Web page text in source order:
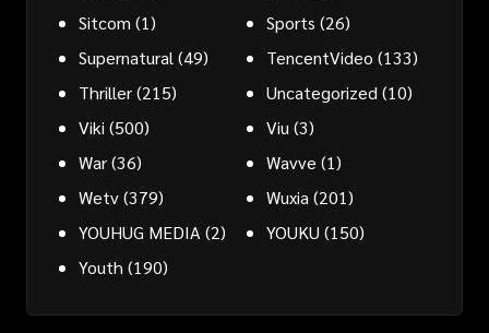
Sitcom (1) Sports (26)
Supernatural(49) TencentVideo (133)
Thriller(215) Uncategorized(10)
Viki (500) Viu(3)
War(36) Wavve (1)
Wetv(379) Wuxia(201)
YOUHUG MEDIA(2) YOUKU (150)
Youth (190)